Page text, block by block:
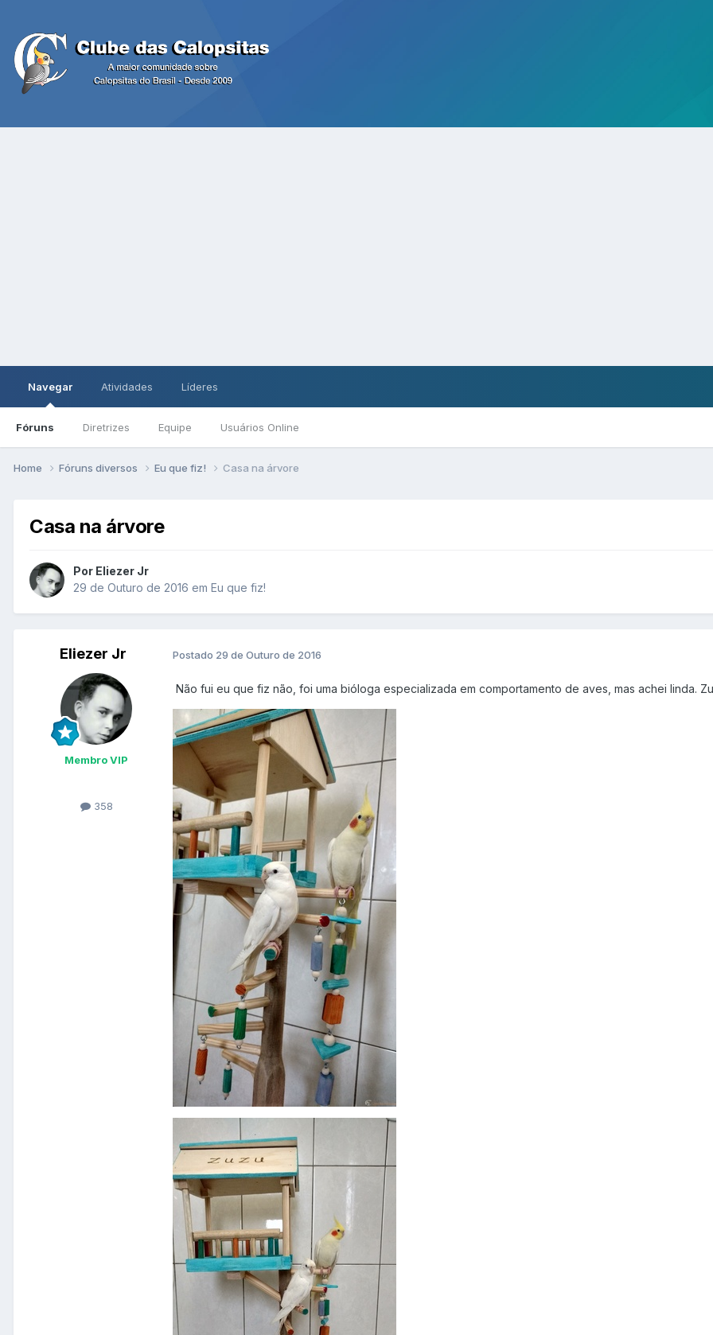
Navegar
Fóruns Diretrizes Equipe Usuários Online
Atividades Líderes
Home Fóruns diversos Eu que fiz! Casa na árvore
Casa na árvore
Por Eliezer Jr
29 de Outuro de 2016 em Eu que fiz!
Eliezer Jr
Membro VIP
358
Postado 29 de Outuro de 2016
Não fui eu que fiz não, foi uma bióloga especializada em comportamento de aves, mas achei linda.